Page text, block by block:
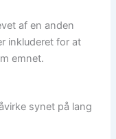
af en anden
inkluderet for at
emnet.
synet på lang